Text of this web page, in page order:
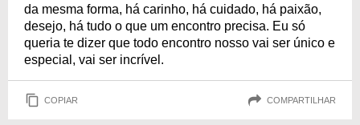
da mesma forma, há carinho, há cuidado, há paixão,
desejo, há tudo o que um encontro precisa. Eu só
queria te dizer que todo encontro nosso vai ser único e
especial, vai ser incrível.
COPIAR COMPARTILHAR